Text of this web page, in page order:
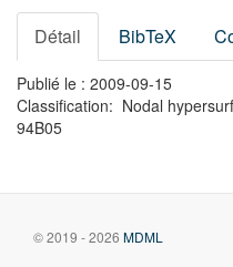
Détail BibTeX
Publié le : 2009-09-15
Classification: Nodal
94B05
© 2019 - 2026 MDML